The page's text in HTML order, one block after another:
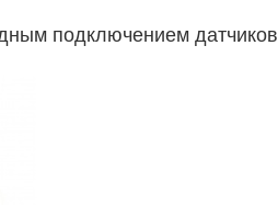
подключением датчиков